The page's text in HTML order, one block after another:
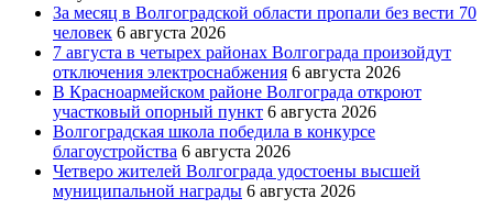
За месяц в Волгоградской области пропали без вести 70
человек 6 августа 2026
7 августа в четырех районах Волгограда произойдут
отключения электроснабжения 6 августа 2026
В Красноармейском районе Волгограда откроют
участковый опорный пункт 6 августа 2026
Волгоградская школа победила в конкурсе
благоустройства 6 августа 2026
Четверо жителей Волгограда удостоены высшей
муниципальной награды 6 августа 2026